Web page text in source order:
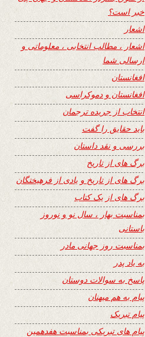
خبر است؟
اشعار
اشعار ، مطالب انتخابی ، معلوماتی و
ارسالی شما
افغانستان
افغانستان و دموکراسی
انتخاب از جریده ترجمان
باید حقایق را گفت
بررسی و نقد داستان
برگ های از تاریخ
برگ های از تاریخ و یادی از فرهیختگان
برگ های از یک کتاب
بمناسبت بهار ، سال نو و نوروز
باستانی
بمناسبت روز جهانی مادر
به یاد پدر
پاسخ به سوالات دوستان
پیام به هم میهنان
پیام تبریک
پیام های تبریکی بمناسبت هفدهمین